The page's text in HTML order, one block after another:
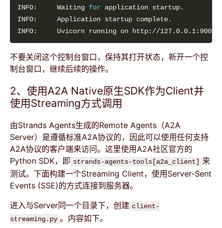
INFO:     Waiting for
INFO:     Uvicorn running on http://127.0.0.1:9000
不要关闭这个控制台窗口，保持其打开状态，新开一个控
制台窗口，继续后续的操作。
2、使用A2A Native原生SDK作为Client并
使用Streaming方式调用
由Strands Agents生成的Remote Agents（A2A
Server）是遵循标准A2A协议的，因此可以使用任何支持
A2A协议的客户端来访问。这里使用A2A社区官方的
Python SDK，即 strands-agents-tools[a2a_client] 来
测试。下面构建一个Streaming Client，使用Server-Sent
Events (SSE)的方式连接到服务器。
进入与Server同一个目录下，创建 client-
streaming.py 。内容如下。